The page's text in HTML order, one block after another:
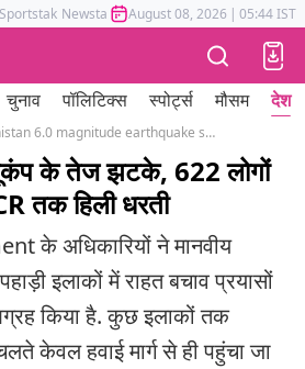
Sportstak Newstak Mumbai Tak Astrotak
August 08, 2026 | 05:44 IST
चुनाव पॉलिटिक्स स्पोर्ट्स मौसम देश
afghanistan 6.0 magnitude earthquake strikes southeastern region 250 killed
के तेज झटके, 622 लोगों
तक हिली धरती
के अधिकारियों ने मानवीय
इलाकों में राहत बचाव प्रयासों
किया है. कुछ इलाकों तक
केवल हवाई मार्ग से ही पहुंचा जा